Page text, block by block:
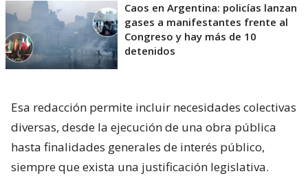
Caos en Argentina: policías lanzan
gases a manifestantes frente al
Congreso y hay más de 10
detenidos
Esa redacción permite incluir necesidades colectivas
diversas, desde la ejecución de una obra pública
hasta finalidades generales de interés público,
siempre que exista una justificación legislativa.